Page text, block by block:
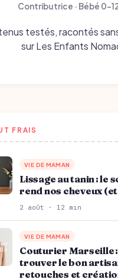
Contributrice · Bébé 0-
testés, racontés
sur Les Enfants
FRAIS
VIE DE MAMAN
Lissage au tanin : le
rend nos cheveux
2 août · 12 min
VIE DE MAMAN
Couturier Marseille
trouver le bon
retouches et